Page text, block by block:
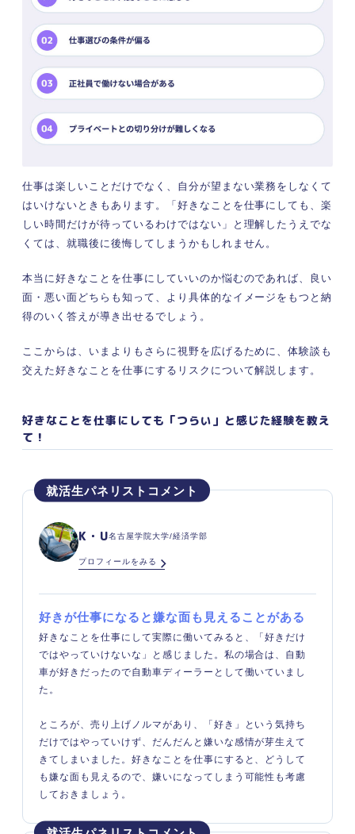
仕事は楽しいことだけでなく、自分が望まない業務をしなくて
はいけないときもあります。「好きなことを仕事にしても、楽
しい時間だけが待っているわけではない」と理解したうえでな
くては、就職後に後悔してしまうかもしれません。
本当に好きなことを仕事にしていいのか悩むのであれば、良い
面・悪い面どちらも知って、より具体的なイメージをもつと納
得のいく答えが導き出せるでしょう。
ここからは、いまよりもさらに視野を広げるために、体験談も
交えた好きなことを仕事にするリスクについて解説します。
好きなことを仕事にしても「つらい」と感じた経験を教え
て！
K・U名古屋学院大学/経済学部
プロフィールをみる
好きが仕事になると嫌な面も見えることがある
好きなことを仕事にして実際に働いてみると、「好きだけ
ではやっていけないな」と感じました。私の場合は、自動
車が好きだったので自動車ディーラーとして働いていまし
た。
ところが、売り上げノルマがあり、「好き」という気持ち
だけではやっていけず、だんだんと嫌いな感情が芽生えて
きてしまいました。好きなことを仕事にすると、どうして
も嫌な面も見えるので、嫌いになってしまう可能性も考慮
しておきましょう。